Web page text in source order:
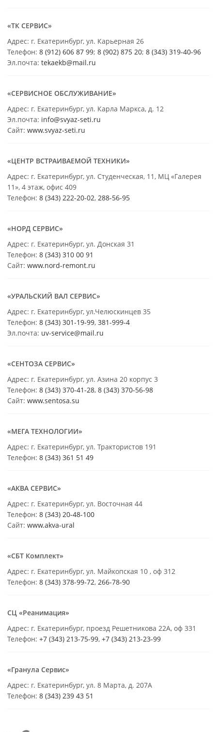
«ТК СЕРВИС»
Адрес: г. Екатеринбург, ул. Карьерная 26
Телефон: 8 (912) 606 87 99; 8 (902) 875 20; 8 (343) 319-40-96
Эл.почта: tekaekb@mail.ru
«СЕРВИСНОЕ ОБСЛУЖИВАНИЕ»
Адрес: г. Екатеринбург, ул. Карла Маркса, д. 12
Эл.почта: info@svyaz-seti.ru
Сайт: www.svyaz-seti.ru
«ЦЕНТР ВСТРАИВАЕМОЙ ТЕХНИКИ»
Адрес: г. Екатеринбург, ул. Студенческая, 11, МЦ «Галерея
11», 4 этаж, офис 409
Телефон: 8 (343) 222-20-02, 288-56-95
«НОРД СЕРВИС»
Адрес: г. Екатеринбург, ул. Донская 31
Телефон: 8 (343) 310 00 91
Сайт: www.nord-remont.ru
«УРАЛЬСКИЙ ВАЛ СЕРВИС»
Адрес: г. Екатеринбург, ул.Челюскинцев 35
Телефон: 8 (343) 301-19-99, 381-999-4
Эл.почта: uv-service@mail.ru
«СЕНТОЗА СЕРВИС»
Адрес: г. Екатеринбург, ул. Азина 20 корпус 3
Телефон: 8 (343) 370-41-28, 8 (343) 370-56-98
Сайт: www.sentosa.su
«МЕГА ТЕХНОЛОГИИ»
Адрес: г. Екатеринбург, ул. Трактористов 191
Телефон: 8 (343) 361 51 49
«АКВА СЕРВИС»
Адрес: г. Екатеринбург, ул. Восточная 44
Телефон: 8 (343) 20-48-100
Сайт: www.akva-ural
«СБТ Комплект»
Адрес: г. Екатеринбург, ул. Майкопская 10 , оф 312
Телефон: 8 (343) 378-99-72, 266-78-90
СЦ «Реанимация»
Адрес: г. Екатеринбург, проезд Решетникова 22А, оф 331
Телефон: +7 (343) 213-75-99, +7 (343) 213-23-99
«Гранула Сервис»
Адрес: г. Екатеринбург, ул. 8 Марта, д. 207А
Телефон: 8 (343) 239 43 51